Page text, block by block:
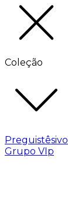
Coleção
Preguistêsivo
Grupo VIp